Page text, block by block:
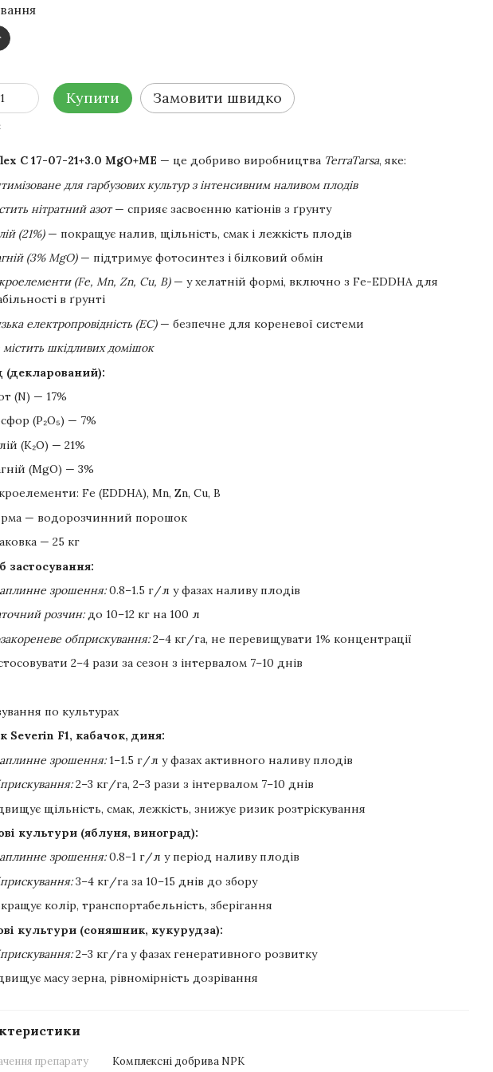
Купити Замовити швидко
C 17-07-21+3.0 MgO+ME — це добриво виробництва TerraTarsa, яке:
для гарбузових культур з інтенсивним наливом плодів
нітратний азот— сприяє засвоєнню катіонів з ґрунту
(21%)— покращує налив, щільність, смак і лежкість плодів
(3% MgO)— підтримує фотосинтез і білковий обмін
(Fe, Mn, Zn, Cu, B)— у хелатній формі, включно з Fe-EDDHA для
в ґрунті
електропровідність (EC)— безпечне для кореневої системи
шкідливих домішок
(декларований):
(N) — 17%
(P₂O₅) — 7%
(K₂O) — 21%
(MgO) — 3%
Fe (EDDHA), Mn, Zn, Cu, B
— водорозчинний порошок
— 25 кг
застосування:
зрошення:0.8–1.5 г/л у фазах наливу плодів
розчин:до 10–12 кг на 100 л
обприскування:2–4 кг/га, не перевищувати 1% концентрації
2–4 рази за сезон з інтервалом 7–10 днів
по культурах
Severin F1, кабачок, диня:
зрошення:1–1.5 г/л у фазах активного наливу плодів
2–3 кг/га, 2–3 рази з інтервалом 7–10 днів
щільність, смак, лежкість, знижує ризик розтріскування
культури (яблуня, виноград):
зрошення:0.8–1 г/л у період наливу плодів
3–4 кг/га за 10–15 днів до збору
колір, транспортабельність, зберігання
культури (соняшник, кукурудза):
2–3 кг/га у фазах генеративного розвитку
масу зерна, рівномірність дозрівання
препарату Комплексні добрива NPK